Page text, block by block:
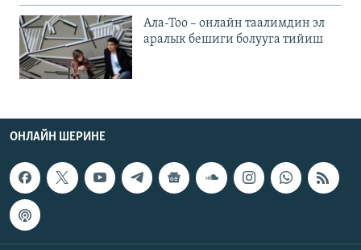
Ала-Тоо – онлайн таалимдин эл
аралык бешиги болууга тийиш
ОНЛАЙН ШЕРИНЕ